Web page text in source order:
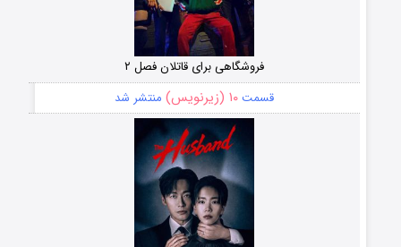
فروشگاهی برای قاتلان فصل ۲
قسمت۱۰ (زیرنویس) منتشر شد